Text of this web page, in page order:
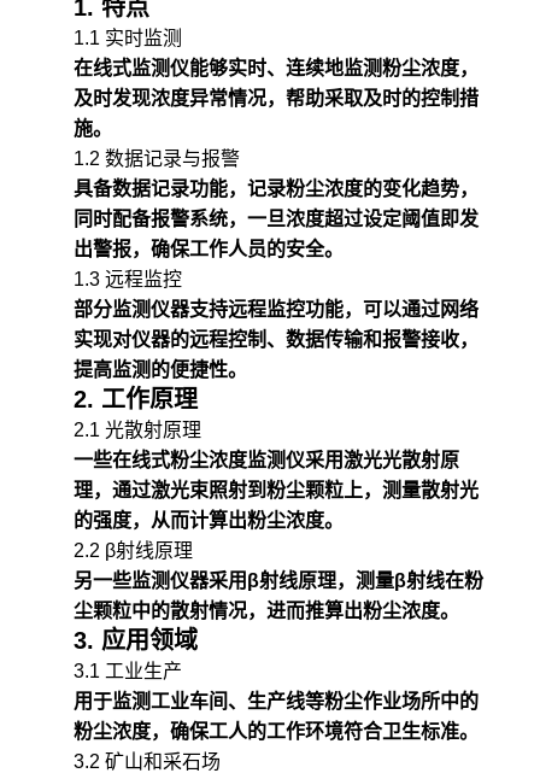
1. 特点
1.1 实时监测
在线式监测仪能够实时、连续地监测粉尘浓度，
及时发现浓度异常情况，帮助采取及时的控制措
施。
1.2 数据记录与报警
具备数据记录功能，记录粉尘浓度的变化趋势，
同时配备报警系统，一旦浓度超过设定阈值即发
出警报，确保工作人员的安全。
1.3 远程监控
部分监测仪器支持远程监控功能，可以通过网络
实现对仪器的远程控制、数据传输和报警接收，
提高监测的便捷性。
2. 工作原理
2.1 光散射原理
一些在线式粉尘浓度监测仪采用激光光散射原
理，通过激光束照射到粉尘颗粒上，测量散射光
的强度，从而计算出粉尘浓度。
2.2 β射线原理
另一些监测仪器采用β射线原理，测量β射线在粉
尘颗粒中的散射情况，进而推算出粉尘浓度。
3. 应用领域
3.1 工业生产
用于监测工业车间、生产线等粉尘作业场所中的
粉尘浓度，确保工人的工作环境符合卫生标准。
3.2 矿山和采石场